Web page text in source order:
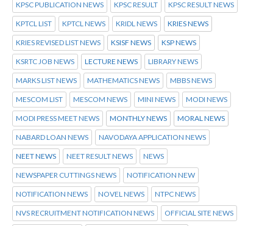
KPSC PUBLICATION NEWS KPSC RESULT KPSC RESULT NEWS
KPTCL LIST KPTCL NEWS KRIDL NEWS KRIES NEWS
KRIES REVISED LIST NEWS KSISF NEWS KSP NEWS
KSRTC JOB NEWS LECTURE NEWS LIBRARY NEWS
MARKS LIST NEWS MATHEMATICS NEWS MBBS NEWS
MESCOM LIST MESCOM NEWS MINI NEWS MODI NEWS
MODI PRESS MEET NEWS MONTHLY NEWS MORAL NEWS
NABARD LOAN NEWS NAVODAYA APPLICATION NEWS
NEET NEWS NEET RESULT NEWS NEWS
NEWSPAPER CUTTINGS NEWS NOTIFICATION NEW
NOTIFICATION NEWS NOVEL NEWS NTPC NEWS
NVS RECRUITMENT NOTIFICATION NEWS OFFICIAL SITE NEWS